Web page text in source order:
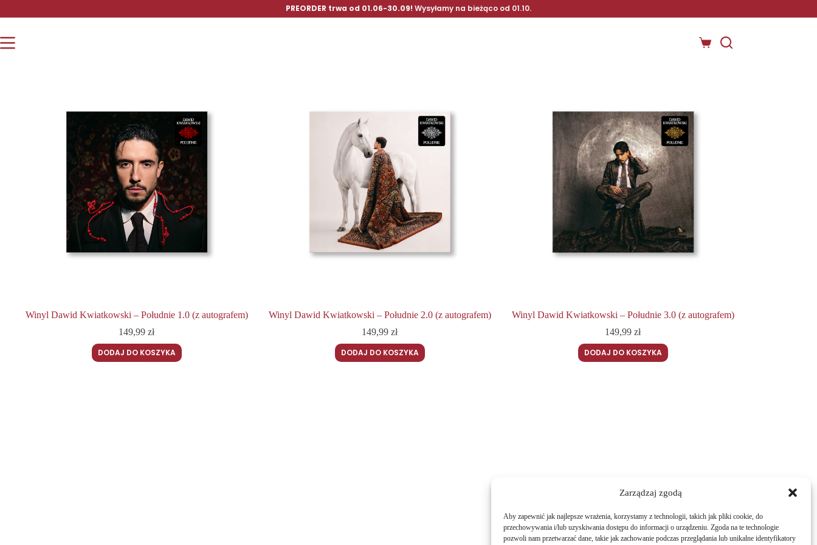
Zarządzaj zgodą
Aby zapewnić jak najlepsze wrażenia, korzystamy z technologii, takich jak pliki cookie, do
przechowywania i/lub uzyskiwania dostępu do informacji o urządzeniu. Zgoda na te technologie
pozwoli nam przetwarzać dane, takie jak zachowanie podczas przeglądania lub unikalne identyfikatory
PREORDER trwa od 01.06-30.09! Wysyłamy na bieżąco od 01.10.
Winyl Dawid Kwiatkowski – Południe 1.0 (z autografem)
149,99zł
DODAJ DO KOSZYKA
Winyl Dawid Kwiatkowski – Południe 2.0 (z autografem)
149,99zł
DODAJ DO KOSZYKA
Winyl Dawid Kwiatkowski – Południe 3.0 (z autografem)
149,99zł
DODAJ DO KOSZYKA